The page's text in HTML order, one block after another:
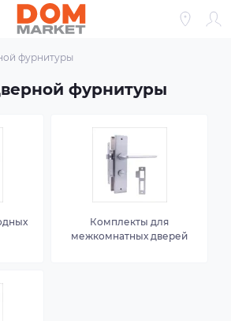
фурнитуры
фурнитуры
Комплекты для
межкомнатных дверей